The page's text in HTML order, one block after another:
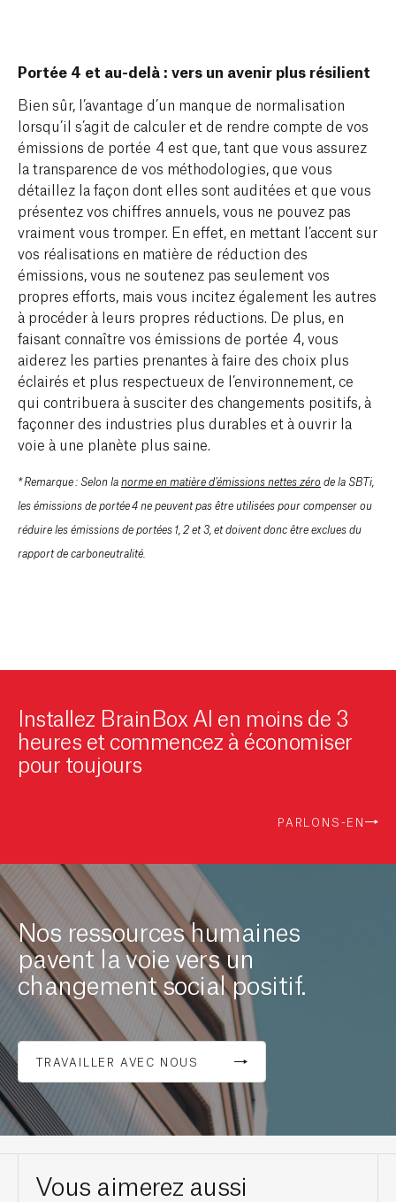
Portée 4 et au-delà : vers un avenir plus résilient
Bien sûr, l’avantage d’un manque de normalisation
lorsqu’il s’agit de calculer et de rendre compte de vos
émissions de portée 4 est que, tant que vous assurez
la transparence de vos méthodologies, que vous
détaillez la façon dont elles sont auditées et que vous
présentez vos chiffres annuels, vous ne pouvez pas
vraiment vous tromper. En effet, en mettant l’accent sur
vos réalisations en matière de réduction des
émissions, vous ne soutenez pas seulement vos
propres efforts, mais vous incitez également les autres
à procéder à leurs propres réductions. De plus, en
faisant connaître vos émissions de portée 4, vous
aiderez les parties prenantes à faire des choix plus
éclairés et plus respectueux de l’environnement, ce
qui contribuera à susciter des changements positifs, à
façonner des industries plus durables et à ouvrir la
voie à une planète plus saine.
* Remarque : Selon la norme en matière d’émissions nettes zéro de la SBTi,
les émissions de portée 4 ne peuvent pas être utilisées pour compenser ou
réduire les émissions de portées 1, 2 et 3, et doivent donc être exclues du
rapport de carboneutralité.
Installez BrainBox AI en moins de 3
heures et commencez à économiser
pour toujours
PARLONS-EN
Nos ressources humaines
pavent la voie vers un
changement social positif.
TRAVAILLER AVEC NOUS
Vous aimerez aussi